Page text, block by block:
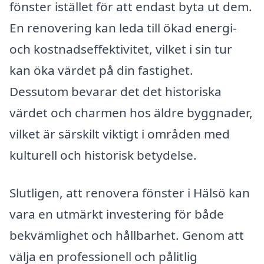
fönster istället för att endast byta ut dem.
En renovering kan leda till ökad energi-
och kostnadseffektivitet, vilket i sin tur
kan öka värdet på din fastighet.
Dessutom bevarar det det historiska
värdet och charmen hos äldre byggnader,
vilket är särskilt viktigt i områden med
kulturell och historisk betydelse.
Slutligen, att renovera fönster i Hälsö kan
vara en utmärkt investering för både
bekvämlighet och hållbarhet. Genom att
välja en professionell och pålitlig